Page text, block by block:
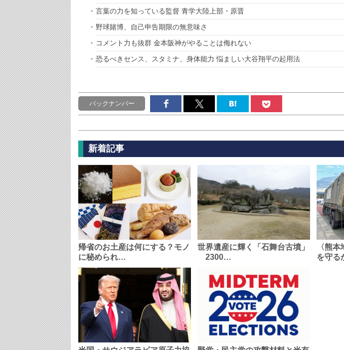
言葉の力を知っている監督 青学大陸上部・原晋
野球賭博、自己申告期限の無意味さ
コメント力も抜群 金本阪神がやることは侮れない
恐るべきセンス、スタミナ、身体能力 悩ましい大谷翔平の起用法
バックナンバー
新着記事
帰省のお土産は何にする？モノ
に秘められ…
世界遺産に輝く「石舞台古墳」
2300…
〈熊
を守